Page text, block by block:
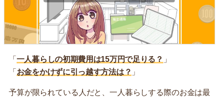
「 一人暮らしの初期費用は15万円で足りる？ 」
「 お金をかけずに引っ越す方法は？ 」
予算が限られている人だと、一人暮らしする際のお金は最